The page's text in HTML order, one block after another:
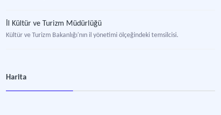
İl Kültür ve Turizm Müdürlüğü
Kültür ve Turizm Bakanlığı'nın il yönetimi ölçeğindeki temsilcisi.
Harita